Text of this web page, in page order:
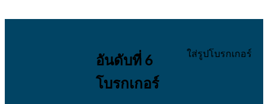
อันดับที่ 6
โบรกเกอร์
ใส่รูปโบรกเกอร์